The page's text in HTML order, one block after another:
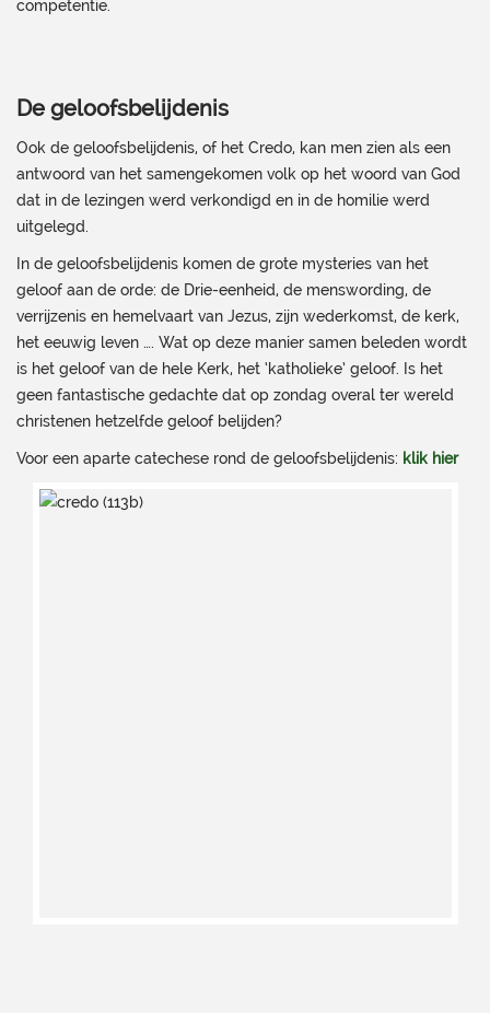
competentie.
De geloofsbelijdenis
Ook de geloofsbelijdenis, of het Credo, kan men zien als een
antwoord van het samengekomen volk op het woord van God
dat in de lezingen werd verkondigd en in de homilie werd
uitgelegd.
In de geloofsbelijdenis komen de grote mysteries van het
geloof aan de orde: de Drie-eenheid, de menswording, de
verrijzenis en hemelvaart van Jezus, zijn wederkomst, de kerk,
het eeuwig leven …. Wat op deze manier samen beleden wordt
is het geloof van de hele Kerk, het ‘katholieke’ geloof. Is het
geen fantastische gedachte dat op zondag overal ter wereld
christenen hetzelfde geloof belijden?
Voor een aparte catechese rond de geloofsbelijdenis: klik hier